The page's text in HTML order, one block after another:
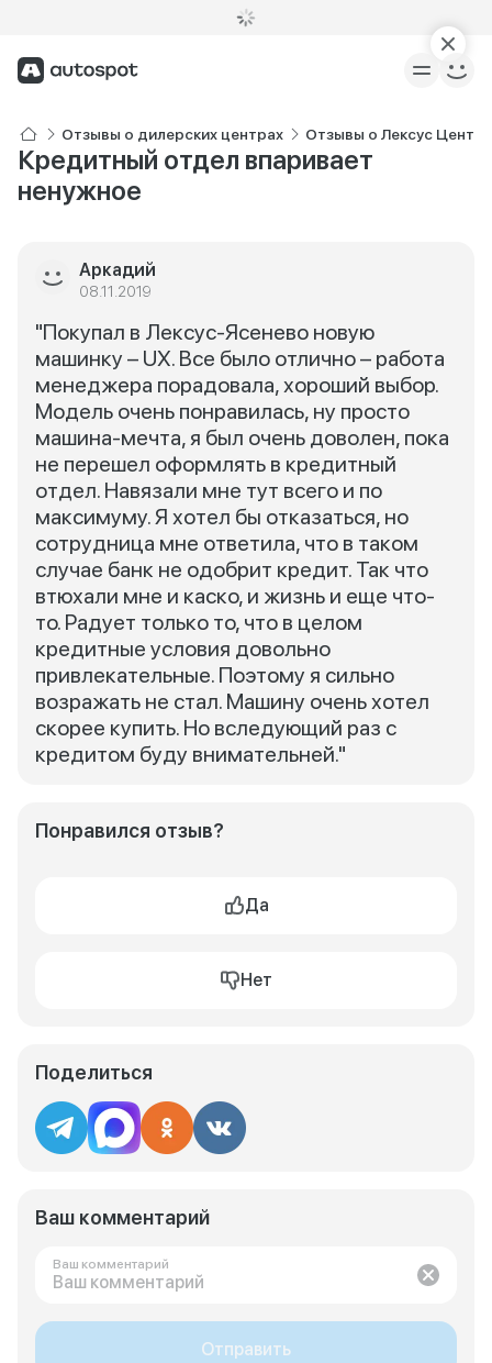
Отзывы о дилерских центрах Отзывы о Лексус Центр
Кредитный отдел впаривает
ненужное
Аркадий
08.11.2019
"Покупал в Лексус-Ясенево новую
машинку – UX. Все было отлично – работа
менеджера порадовала, хороший выбор.
Модель очень понравилась, ну просто
машина-мечта, я был очень доволен, пока
не перешел оформлять в кредитный
отдел. Навязали мне тут всего и по
максимуму. Я хотел бы отказаться, но
сотрудница мне ответила, что в таком
случае банк не одобрит кредит. Так что
втюхали мне и каско, и жизнь и еще что-
то. Радует только то, что в целом
кредитные условия довольно
привлекательные. Поэтому я сильно
возражать не стал. Машину очень хотел
скорее купить. Но вследующий раз с
кредитом буду внимательней."
Понравился отзыв?
Да
Нет
Поделиться
Ваш комментарий
Ваш комментарий
Отправить